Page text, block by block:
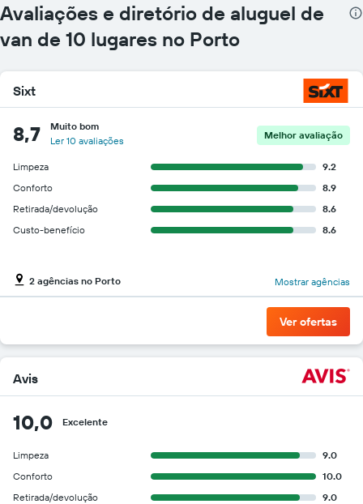
O
gráfico
tem
Y
exibindo
o
preço
barato
do
aluguel
de
carro
empresas
fornecidas
Avaliações e diretório de aluguel de
van de 10 lugares no Porto
Sixt
8,7
Muito bom
Ler 10 avaliações
Melhor avaliação
Limpeza
9.2
Conforto
8.9
Retirada/devolução
8.6
Custo-benefício
8.6
2 agências no Porto Mostrar agências
Ver ofertas
Avis
10,0 Excelente
Limpeza
9.0
Conforto
10.0
Retirada/devolução
9.0